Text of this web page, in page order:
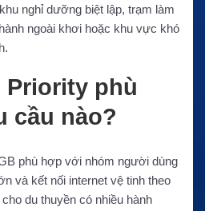
nghỉ dưỡng biệt lập, trạm làm
ngoài khơi hoặc khu vực khó
Priority phù
cầu nào?
phù hợp với nhóm người dùng
và kết nối internet vệ tinh theo
du thuyền có nhiều hành